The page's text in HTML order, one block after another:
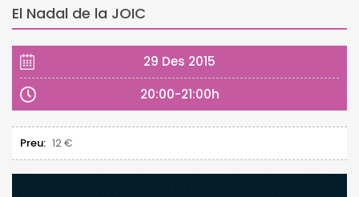
El Nadal de la JOIC
29 Des 2015
20:00-21:00h
Preu: 12 €